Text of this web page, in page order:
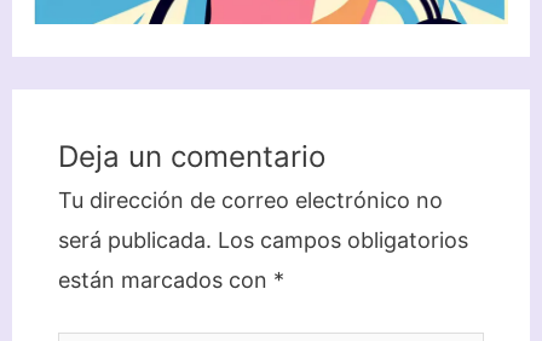
Deja un comentario
Tu dirección de correo electrónico no
será publicada. Los campos obligatorios
están marcados con *